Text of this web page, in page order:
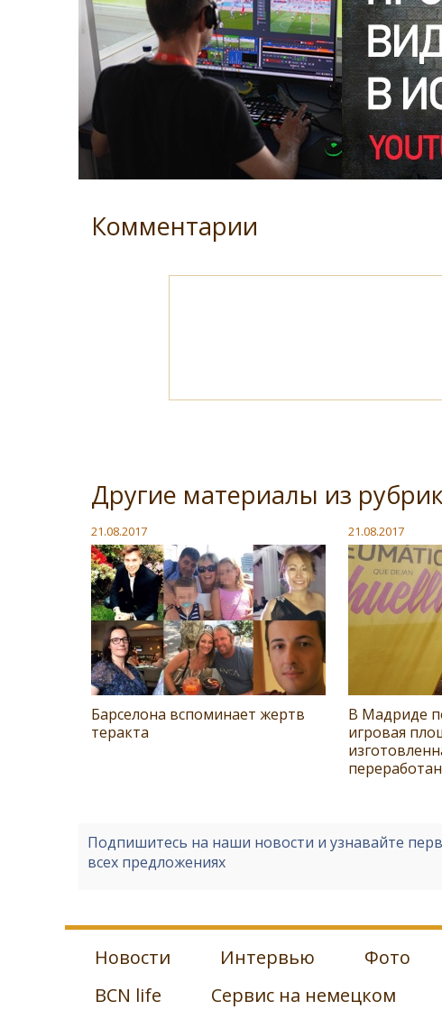
Комментарии
Другие материалы из
21.08.2017
Барселона вспоминает жертв
теракта
21.08.2017
В Мадриде
игровая
Подпишитесь на наши новости и узнавайте
всех предложениях
Новости Интервью Фото
BCN life
Сервис на немецком